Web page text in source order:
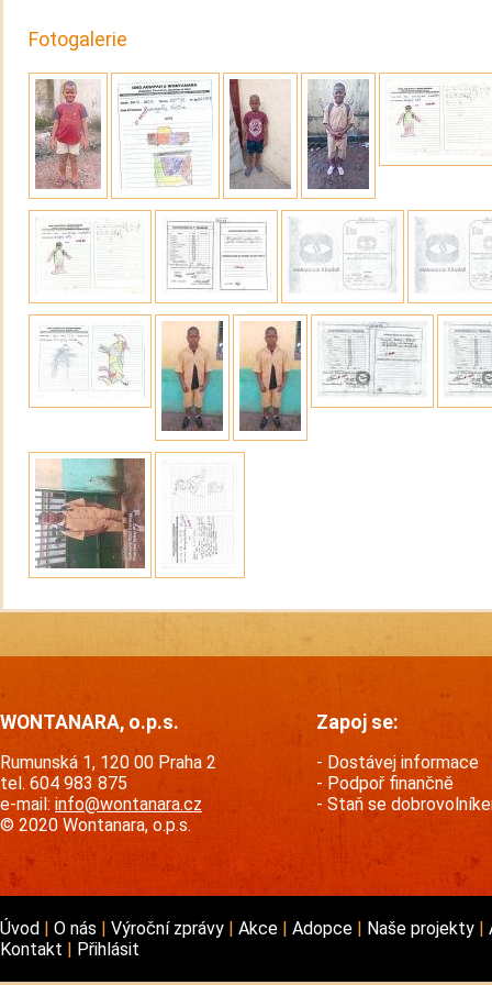
Fotogalerie
WONTANARA, o.p.s.
Rumunská 1, 120 00 Praha 2
tel. 604 983 875
e-mail: info@wontanara.cz
© 2020 Wontanara, o.p.s.
Zapoj se:
Dostávej informace
Podpoř finančně
Staň se
Úvod O nás Výroční zprávy Akce Adopce Naše projekty
Kontakt
Přihlásit